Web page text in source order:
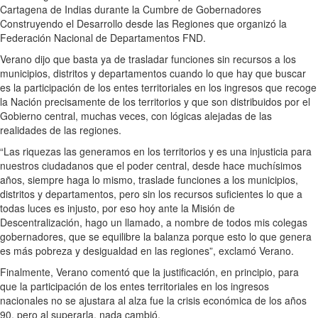
Cartagena de Indias durante la Cumbre de Gobernadores
Construyendo el Desarrollo desde las Regiones que organizó la
Federación Nacional de Departamentos FND.
Verano dijo que basta ya de trasladar funciones sin recursos a los
municipios, distritos y departamentos cuando lo que hay que buscar
es la participación de los entes territoriales en los ingresos que recoge
la Nación precisamente de los territorios y que son distribuidos por el
Gobierno central, muchas veces, con lógicas alejadas de las
realidades de las regiones.
“Las riquezas las generamos en los territorios y es una injusticia para
nuestros ciudadanos que el poder central, desde hace muchísimos
años, siempre haga lo mismo, traslade funciones a los municipios,
distritos y departamentos, pero sin los recursos suficientes lo que a
todas luces es injusto, por eso hoy ante la Misión de
Descentralización, hago un llamado, a nombre de todos mis colegas
gobernadores, que se equilibre la balanza porque esto lo que genera
es más pobreza y desigualdad en las regiones”, exclamó Verano.
Finalmente, Verano comentó que la justificación, en principio, para
que la participación de los entes territoriales en los ingresos
nacionales no se ajustara al alza fue la crisis económica de los años
90, pero al superarla, nada cambió.